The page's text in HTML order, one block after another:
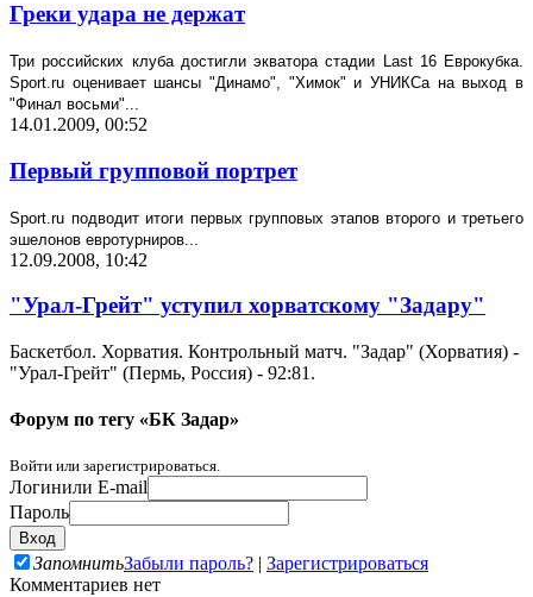
Греки удара не держат
Три российских клуба достигли экватора стадии Last16 Еврокубка.
Sport.ru оценивает шансы "Динамо", "Химок" и УНИКСа на выход в
"Финал восьми"...
14.01.2009, 00:52
Первый групповой портрет
Sport ru подводит итоги первых групповых этапов второго и третьего
эшелонов евротурниров...
12.09.2008, 10:42
"Урал-Грейт" уступил хорватскому "Задару"
Баскетбол. Хорватия. Контрольный матч. "Задар" (Хорватия) -
"Урал-Грейт" (Пермь, Россия) - 92:81.
Форум по тегу «БК Задар»
Войти или зарегистрироваться.
Логинили E-mail
Пароль
ЗапомнитьЗабыли пароль? | Зарегистрироваться
Комментариев нет